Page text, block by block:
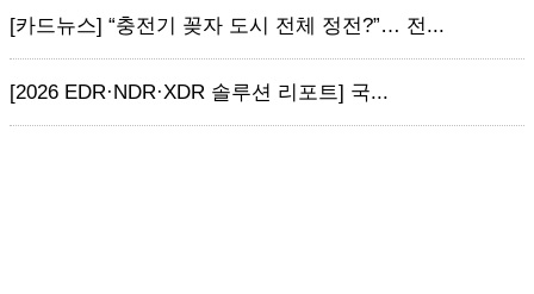
[카드뉴스] “충전기 꽂자 도시 전체 정전?”… 전...
[2026 EDR·NDR·XDR 솔루션 리포트] 국...